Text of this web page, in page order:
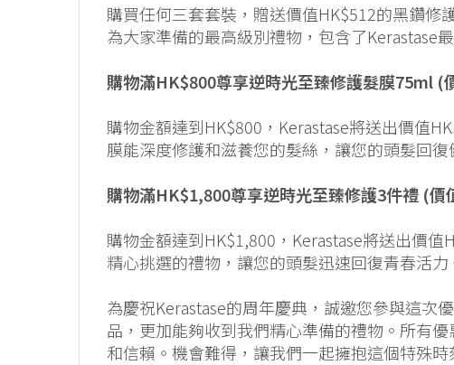
購買任何三套套裝，贈送價值HK$512的黑鑽修
為大家準備的最高級別禮物，包含了Kerastase
購物滿HK$800尊享逆時光至臻修護髮膜75ml (
購物金額達到HK$800，Kerastase將送出價值
膜能深度修護和滋養您的髮絲，讓您的頭髮回復
購物滿HK$1,800尊享逆時光至臻修護3件禮 (價
購物金額達到HK$1,800，Kerastase將送出價
精心挑選的禮物，讓您的頭髮迅速回復青春活力
為慶祝Kerastase的周年慶典，誠邀您參與這次
品，更加能夠收到我們精心準備的禮物。所有
和信賴。機會難得，讓我們一起擁抱這個特殊時